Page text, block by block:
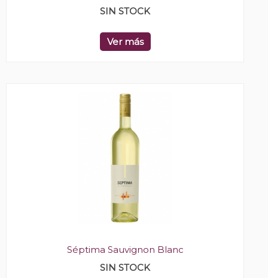
SIN STOCK
Ver más
Séptima Sauvignon Blanc
SIN STOCK